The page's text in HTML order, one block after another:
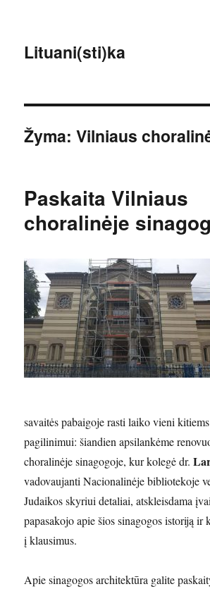
Lituani(sti)ka
Žyma:Vilniaus
Paskaita Vilniaus
choralinėje
savaitės pabaigoje rasti laiko vieni
pagilinimui: šiandien apsilankėme
choralinėje sinagogoje, kur kolegė dr.
vadovaujanti Nacionalinėje bibliotekoje
Judaikos skyriui detaliai, atskleisdama
papasakojo apie šios sinagogos istoriją ir
į klausimus.
Apie sinagogos architektūra galite